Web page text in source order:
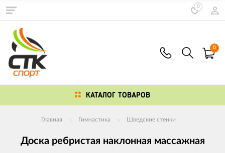
0
0
КАТАЛОГ ТОВАРОВ
Главная Гимнастика Шведские стенки
Доска ребристая наклонная массажная